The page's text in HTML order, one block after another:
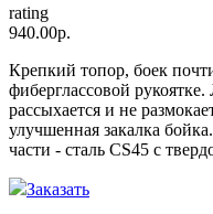
rating
940.00р.
Крепкий топор, боек
фиберглассовой
рассыхается и не
улучшенная закалка
части - сталь CS45 с
Заказать